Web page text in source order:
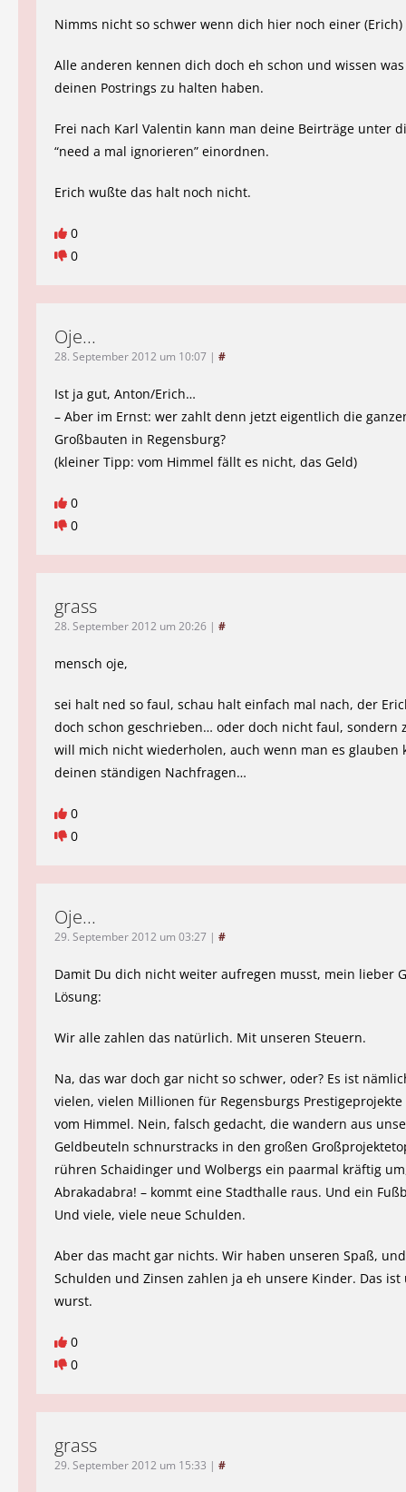
Nimms nicht so schwer wenn dich hier noch einer
Alle anderen kennen dich doch eh schon und wissen
deinen Postrings zu halten haben.
Frei nach Karl Valentin kann man deine Beirträge unter
“need a mal ignorieren” einordnen.
Erich wußte das halt noch nicht.
0
0
Oje...
28. September 2012 um 10:07 | #
Ist ja gut, Anton/Erich…
– Aber im Ernst: wer zahlt denn jetzt eigentlich die
Großbauten in Regensburg?
(kleiner Tipp: vom Himmel fällt es nicht, das Geld)
0
0
grass
28. September 2012 um 20:26 | #
mensch oje,
sei halt ned so faul, schau halt einfach mal nach, der
doch schon geschrieben… oder doch nicht faul, sondern
will mich nicht wiederholen, auch wenn man es glauben
deinen ständigen Nachfragen…
0
0
Oje...
29. September 2012 um 03:27 | #
Damit Du dich nicht weiter aufregen musst, mein lieber
Lösung:
Wir alle zahlen das natürlich. Mit unseren Steuern.
Na, das war doch gar nicht so schwer, oder? Es ist
vielen, vielen Millionen für Regensburgs
vom Himmel. Nein, falsch gedacht, die wandern aus
Geldbeuteln schnurstracks in den großen
rühren Schaidinger und Wolbergs ein paarmal kräftig
Abrakadabra! – kommt eine Stadthalle raus. Und ein
Und viele, viele neue Schulden.
Aber das macht gar nichts. Wir haben unseren Spaß,
Schulden und Zinsen zahlen ja eh unsere Kinder. Das ist
wurst.
0
0
grass
29. September 2012 um 15:33 | #